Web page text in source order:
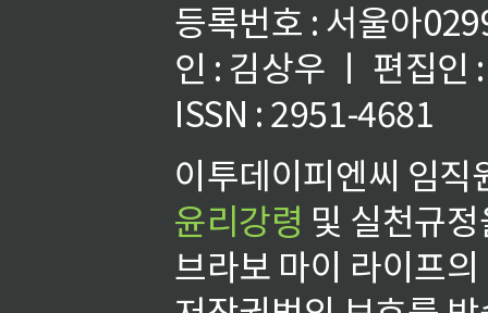
등록번호 : 서울아
인 : 김상우 ㅣ 편집인
ISSN : 2951-4681
이투데이피엔씨 임
윤리강령 및 실천규
브라보 마이 라이프